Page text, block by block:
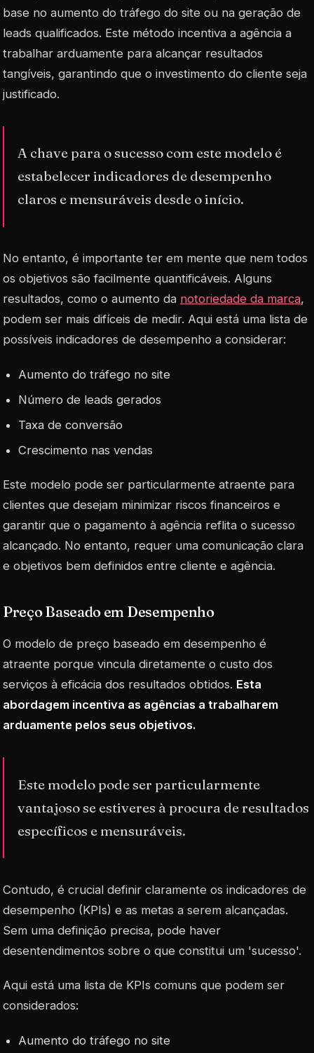
base no aumento do tráfego do site ou na geração de
leads qualificados. Este método incentiva a agência a
trabalhar arduamente para alcançar resultados
tangíveis, garantindo que o investimento do cliente seja
justificado.
A chave para o sucesso com este modelo é
estabelecer indicadores de desempenho
claros e mensuráveis desde o início.
No entanto, é importante ter em mente que nem todos
os objetivos são facilmente quantificáveis. Alguns
resultados, como o aumento da notoriedade da marca,
podem ser mais difíceis de medir. Aqui está uma lista de
possíveis indicadores de desempenho a considerar:
Aumento do tráfego no site
Número de leads gerados
Taxa de conversão
Crescimento nas vendas
Este modelo pode ser particularmente atraente para
clientes que desejam minimizar riscos financeiros e
garantir que o pagamento à agência reflita o sucesso
alcançado. No entanto, requer uma comunicação clara
e objetivos bem definidos entre cliente e agência.
Preço Baseado em Desempenho
O modelo de preço baseado em desempenho é
atraente porque vincula diretamente o custo dos
serviços à eficácia dos resultados obtidos. Esta
abordagem incentiva as agências a trabalharem
arduamente pelos seus objetivos.
Este modelo pode ser particularmente
vantajoso se estiveres à procura de resultados
específicos e mensuráveis.
Contudo, é crucial definir claramente os indicadores de
desempenho (KPIs) e as metas a serem alcançadas.
Sem uma definição precisa, pode haver
desentendimentos sobre o que constitui um 'sucesso'.
Aqui está uma lista de KPIs comuns que podem ser
considerados:
Aumento do tráfego no site